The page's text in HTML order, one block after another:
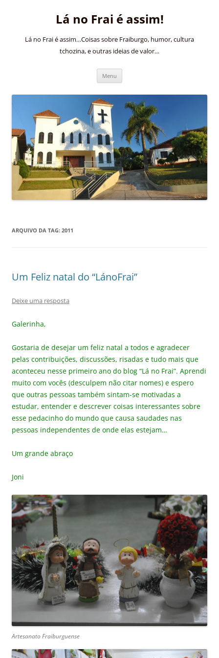
Lá no Frai é assim!
Lá no Frai é assim…Coisas sobre Fraiburgo, humor, cultura
tchozina, e outras ideias de valor…
Menu
ARQUIVO DA TAG: 2011
Um Feliz natal do “LánoFrai”
Deixe uma resposta
Galerinha,
Gostaria de desejar um feliz natal a todos e agradecer
pelas contribuições, discussões, risadas e tudo mais que
aconteceu nesse primeiro ano do blog “Lá no Frai”. Aprendi
muito com vocês (desculpem não citar nomes) e espero
que outras pessoas também sintam-se motivadas a
estudar, entender e descrever coisas interessantes sobre
esse pedacinho do mundo que causa saudades nas
pessoas independentes de onde elas estejam…
Um grande abraço
Joni
Artesanato Fraiburguense